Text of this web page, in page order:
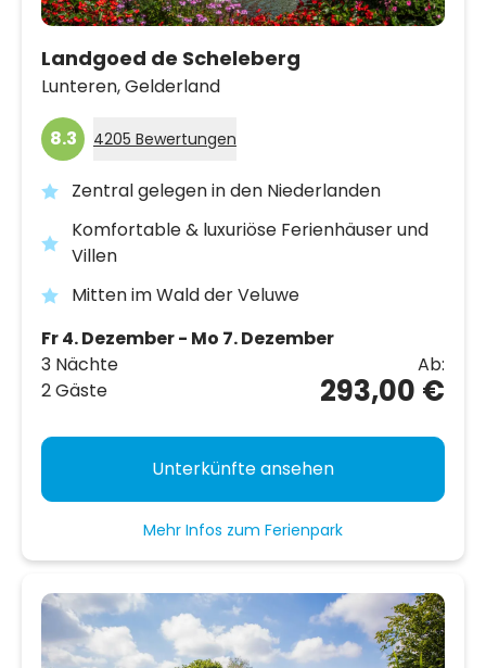
Landgoed de Scheleberg
Lunteren,Gelderland
8.3 4205 Bewertungen
Zentral gelegen in den Niederlanden
Komfortable & luxuriöse Ferienhäuser und
Villen
Mitten im Wald der Veluwe
Fr 4. Dezember - Mo 7. Dezember
3 Nächte
2 Gäste
Ab:
293,00 €
Unterkünfte ansehen
Mehr Infos zum Ferienpark